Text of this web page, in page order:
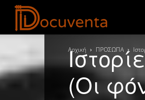
Αρχική ΠΡΟΣΩΠΑ
(Οι